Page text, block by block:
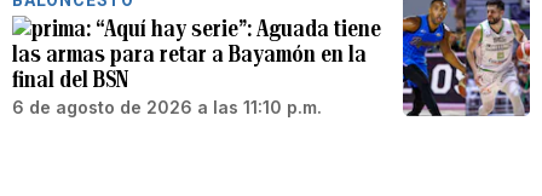
“Aquí hay serie”: Aguada tiene
las armas para retar a Bayamón en la
final del BSN
6 de agosto de 2026 a las 11:10 p.m.